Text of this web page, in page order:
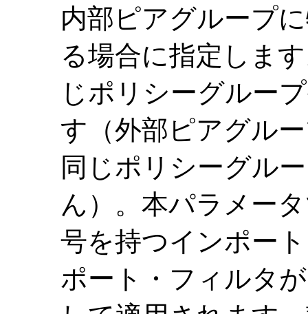
内部ピアグループ
る場合に指定しま
じポリシーグルー
す（外部ピアグル
同じポリシーグル
ん）。本パラメー
号を持つインポー
ポート・フィルタ